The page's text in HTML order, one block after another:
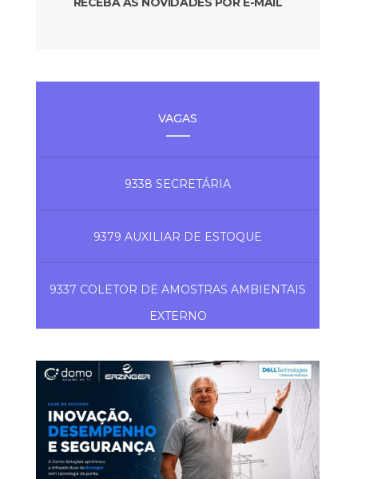
VAGAS
9338 SECRETÁRIA
9379 AUXILIAR DE ESTOQUE
9337 COLETOR DE AMOSTRAS AMBIENTAIS
EXTERNO